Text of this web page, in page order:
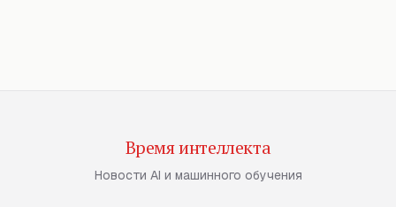
Время интеллекта
Новости AI и машинного обучения